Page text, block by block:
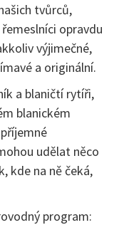
tvůrců,
opravdu
výjimečné,
a originální.
a blaničtí rytíři,
blanickém
udělat něco
kde na ně čeká,
program: